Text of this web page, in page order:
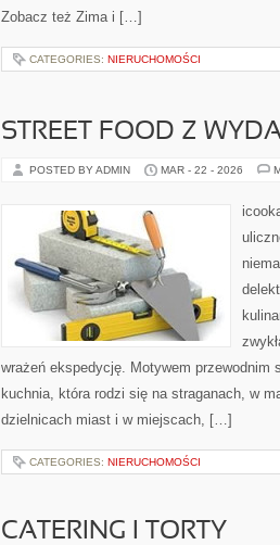
Zobacz też Zima i […]
CATEGORIES: NIERUCHOMOŚCI
STREET FOOD Z
POSTED BY ADMIN MAR - 22 - 2026
wrażeń ekspedycję. Motywem
kuchnia, która rodzi się na straganach, w
dzielnicach miast i w miejscach, […]
CATEGORIES: NIERUCHOMOŚCI
CATERING I TORTY